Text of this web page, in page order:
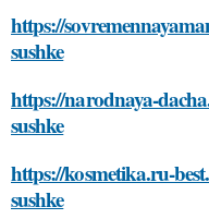
https://
sushke
https://narodnaya-
sushke
https://kosmetika.ru-
sushke